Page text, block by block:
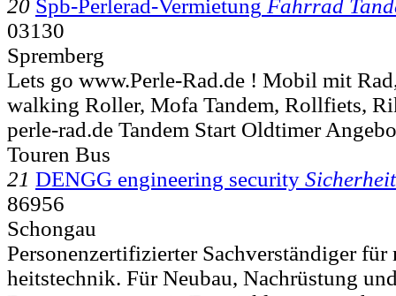
20 Spb-Perlerad-Vermietung Fahrrad
03130
Spremberg
Lets go www.Perle-Rad.de ! Mobil mit
walking Roller, Mofa Tandem, Rollfiets,
perle-rad.de Tandem Start Oldtimer
Touren Bus
21 DENGG engineering security
86956
Schongau
Personen­zertifizierter Sach­ver­ständiger
heits­technik. Für Neubau, Nach­rüstung